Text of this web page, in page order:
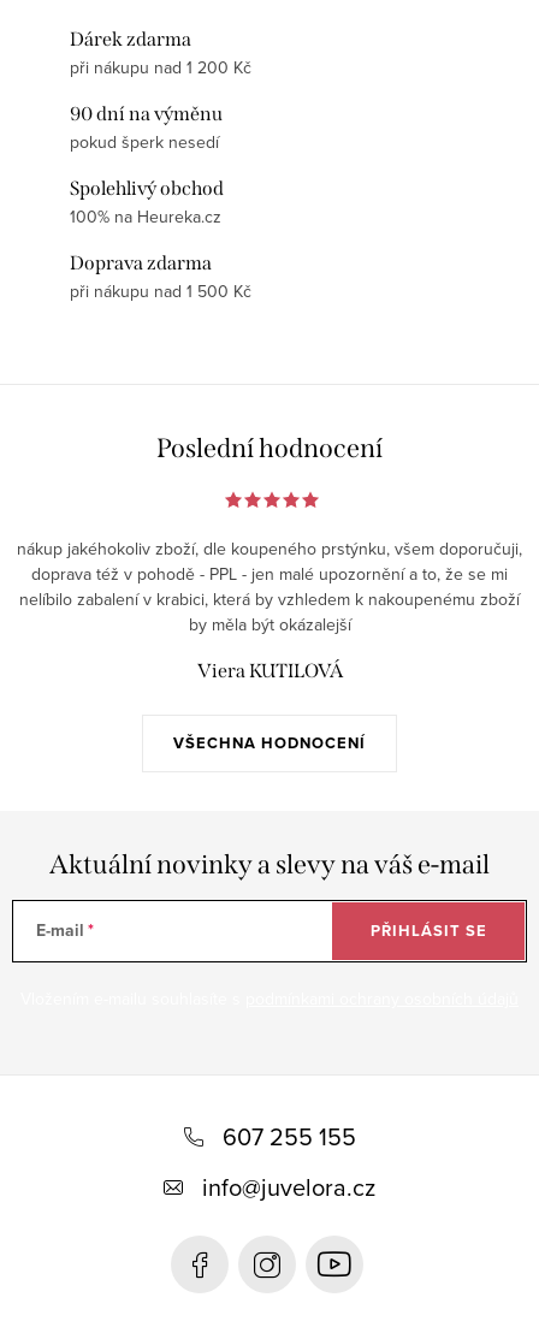
Dárek zdarma
při nákupu nad 1 200 Kč
90 dní na výměnu
pokud šperk nesedí
Spolehlivý obchod
100% na Heureka.cz
Doprava zdarma
při nákupu nad 1 500 Kč
Poslední hodnocení
VŠECHNA HODNOCENÍ
nákup jakéhokoliv zboží, dle koupeného prstýnku, všem doporučuji,
doprava též v pohodě - PPL - jen malé upozornění a to, že se mi
nelíbilo zabalení v krabici, která by vzhledem k nakoupenému zboží
by měla být okázalejší
Viera KUTILOVÁ
Aktuální novinky a slevy na váš e-mail
E-mail PŘIHLÁSIT SE
607 255 155
info@juvelora.cz